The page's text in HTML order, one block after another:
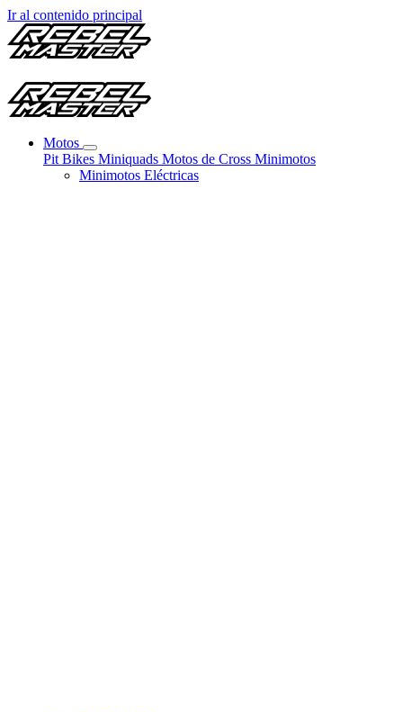
Ir al contenido principal
Motos
Pit Bikes Miniquads Motos de Cross Minimotos
Minimotos Eléctricas